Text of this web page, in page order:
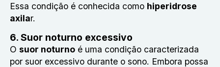
Essa condição é conhecida como hiperidrose
axilar.
6. Suor noturno excessivo
O suor noturno é uma condição caracterizada
por suor excessivo durante o sono. Embora possa